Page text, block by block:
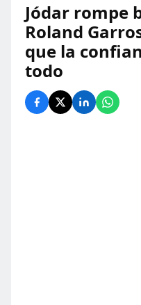
Jódar rompe
Roland
que la
todo